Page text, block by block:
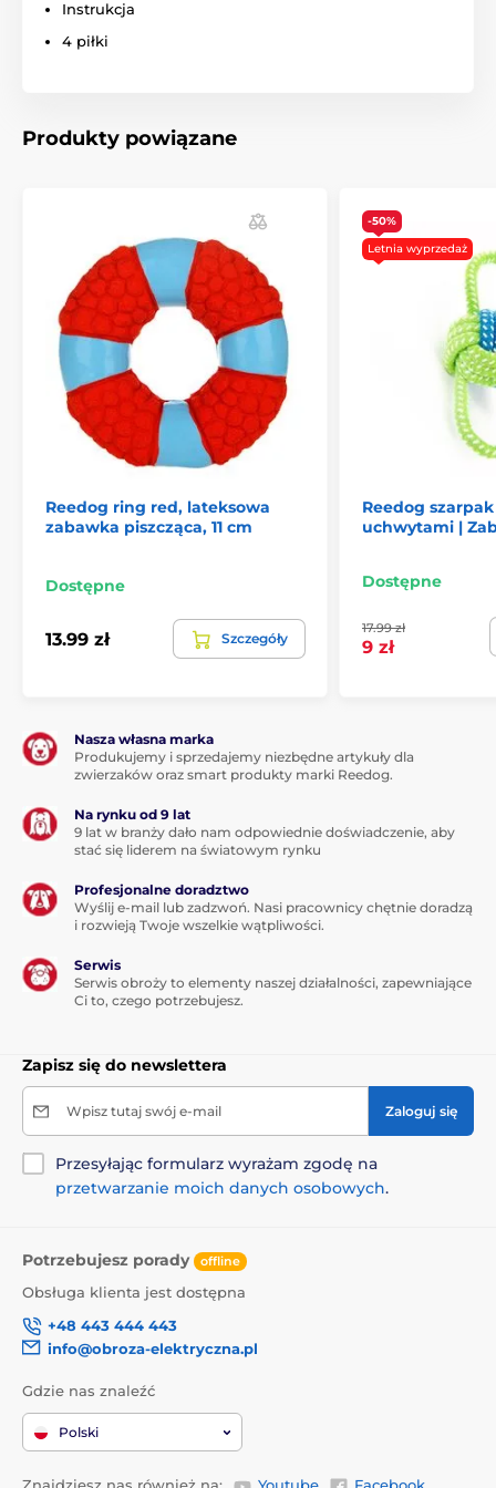
które uwielbia.
Bezkonkurencyjns wśród wyrzutni piłek
Może osiągnąć odległość do
posiada trzy tryby pracy -
gdy tylko zostanie ona wrzucona do urządzenia. Tryb
Random wyrzuca piłki całkowicie losowo w trzech
przestaje być zabawna dla psa. W ostatnim trybie, GT,
urządzenie jest stale w stanie gotowości, czekając na
Zabawa na wiele dni
mnóstwo zabawy. Akumulator o dużej pojemności
4000 mAhzapewnia zabawę przez cały dzień! Pełne
naładowanie baterii zajmuje 3-4 godziny. Dzięki 300-
800 uruchomieniom na jednym ładowaniu możesz
grać przez wiele dni bez częstych przerw. Przygotuj się
na niekończącą się zabawę z iRetriever.
Świetne, trwałe i nietoksyczne piłki!
Zalecane dla wszystkich
wadze od 5 kg. Aby zapobiec uszkodzeniu wyrzutni
oryginalnych piłek UahPet.
sztuki.Piłka ma średnicę 6,35 cm i jest wykonana z
wytrzymałego materiału ETPU, który jest odporny na
rozdarcia i powszechnie stosowany w produkcji
markowych korków piłkarskich. Jest również
Instrukcja
4 piłki
Produkty powiązane
Reedog ring red, lateksowa
zabawka piszcząca, 11 cm
Dostępne
13.99 zł Szczegóły
-50%
Letnia wyprzedaż
Reedog szarpak
uchwytami |
Dostępne
17.99 zł
9 zł
Nasza własna marka
Produkujemy i sprzedajemy niezbędne artykuły dla
zwierzaków oraz smart produkty marki Reedog.
Na rynku od 9 lat
9 lat w branży dało nam odpowiednie doświadczenie, aby
stać się liderem na światowym rynku
Profesjonalne doradztwo
Wyślij e-mail lub zadzwoń. Nasi pracownicy chętnie doradzą
i rozwieją Twoje wszelkie wątpliwości.
Serwis
Serwis obroży to elementy naszej działalności, zapewniające
Ci to, czego potrzebujesz.
Zapisz się do newslettera
Wpisz tutaj swój e-mail Zaloguj się
Przesyłając formularz wyrażam zgodę na
przetwarzanie moich danych osobowych.
Potrzebujesz porady offline
Obsługa klienta jest dostępna
+48 443 444 443
info@obroza-elektryczna.pl
Gdzie nas znaleźć
Polski